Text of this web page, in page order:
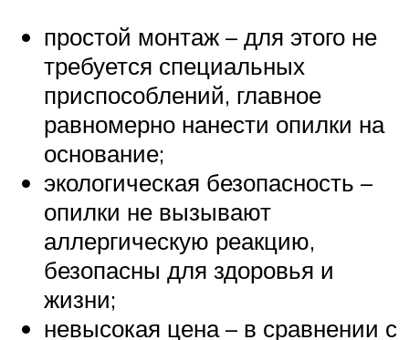
простой монтаж – для этого не
требуется специальных
приспособлений, главное
равномерно нанести опилки на
основание;
экологическая безопасность –
опилки не вызывают
аллергическую реакцию,
безопасны для здоровья и
жизни;
невысокая цена – в сравнении с